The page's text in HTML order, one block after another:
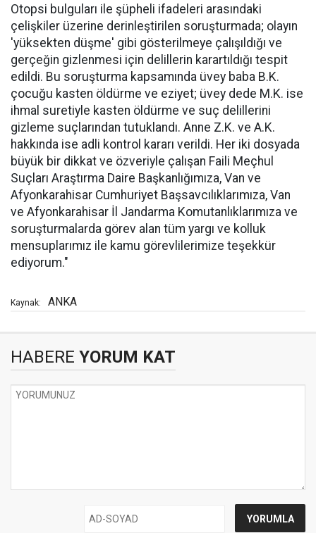
Otopsi bulguları ile şüpheli ifadeleri arasındaki
çelişkiler üzerine derinleştirilen soruşturmada; olayın
'yüksekten düşme' gibi gösterilmeye çalışıldığı ve
gerçeğin gizlenmesi için delillerin karartıldığı tespit
edildi. Bu soruşturma kapsamında üvey baba B.K.
çocuğu kasten öldürme ve eziyet; üvey dede M.K. ise
ihmal suretiyle kasten öldürme ve suç delillerini
gizleme suçlarından tutuklandı. Anne Z.K. ve A.K.
hakkında ise adli kontrol kararı verildi. Her iki dosyada
büyük bir dikkat ve özveriyle çalışan Faili Meçhul
Suçları Araştırma Daire Başkanlığımıza, Van ve
Afyonkarahisar Cumhuriyet Başsavcılıklarımıza, Van
ve Afyonkarahisar İl Jandarma Komutanlıklarımıza ve
soruşturmalarda görev alan tüm yargı ve kolluk
mensuplarımız ile kamu görevlilerimize teşekkür
ediyorum."
Kaynak: ANKA
HABERE YORUM KAT